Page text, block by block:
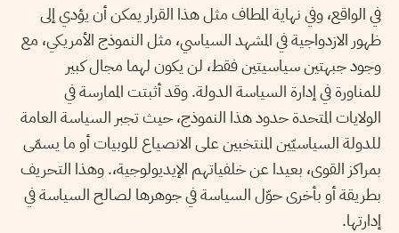
في الواقع، وفي نهاية المطاف مثل هذا القرار يمكن أن يؤدي إلى
ظهور الازدواجية في المشهد السياسي، مثل النموذج الأمريكي، مع
وجود جبهتين سياسيتين فقط، لن يكون لهما مجال كبير
للمناورة في إدارة السياسة الدولة. وقد أثبتت الممارسة في
الولايات المتحدة حدود هذا النموذج، حيث تجبر السياسة العامة
للدولة السياسيّين المنتخبين على الانصياع للوبيات أو ما يسمّى
بمراكز القوى، بعيدا عن خلفياتهم الإيديولوجية،. وهذا التحريف
بطريقة أو بأخرى حوّل السياسة في جوهرها لصالح السياسة في
إدارتها.